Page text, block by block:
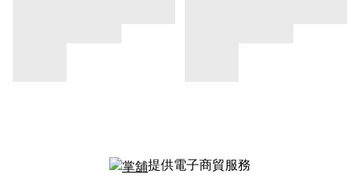
提供電子商貿服務